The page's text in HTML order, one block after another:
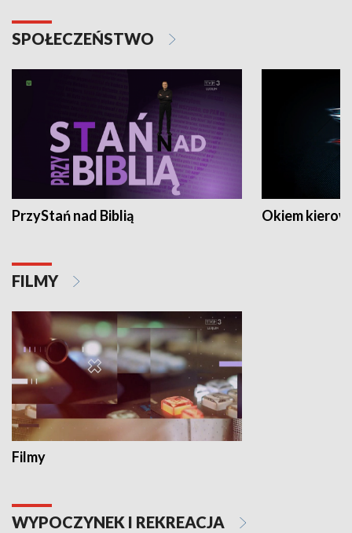
SPOŁECZEŃSTWO
PrzyStań nad Biblią Okiem
FILMY
Filmy
WYPOCZYNEK I REKREACJA